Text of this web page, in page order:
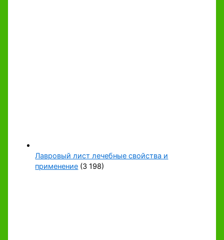
Лавровый лист лечебные свойства и
применение (3 198)